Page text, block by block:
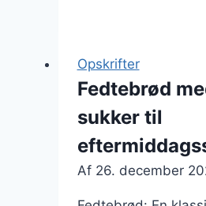
En
himmelsk
kombi
Opskrifter
Fedtebrød
sukker til
Af 26. december